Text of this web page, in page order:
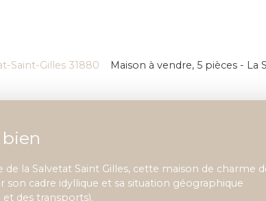
Saint-Gilles 31880 Maison à vendre, 5 pièces - La
la Salvetat Saint Gilles, cette maison de charme
son cadre idyllique et sa situation géographique
des transports).